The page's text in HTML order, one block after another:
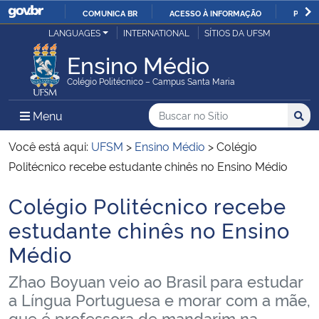
IR
O
COMUNICA BR ACESSO À INFORMAÇÃO
Ministério da Justiça e Segurança Pública
Ministério da Defesa
Ministério das Relações Exteriores
Ministério da Infraestrutura
Ministério da Agricultura, Pecuária e Abastecimento
Ministério da Educação
LANGUAGES INTERNATIONAL SÍTIOS DA UFSM
Ensino Médio
Colégio Politécnico – Campus Santa Maria
Menu Menu Principal do Sítio
Busca
Buscar no no Sítio
Busca:
Você está aqui: UFSM > Ensino Médio >Colégio
Politécnico recebe estudante chinês no Ensino Médio
Início do conteúdo
Colégio Politécnico recebe
estudante chinês no Ensino
Médio
Zhao Boyuan veio ao Brasil para estudar
a Língua Portuguesa e morar com a mãe,